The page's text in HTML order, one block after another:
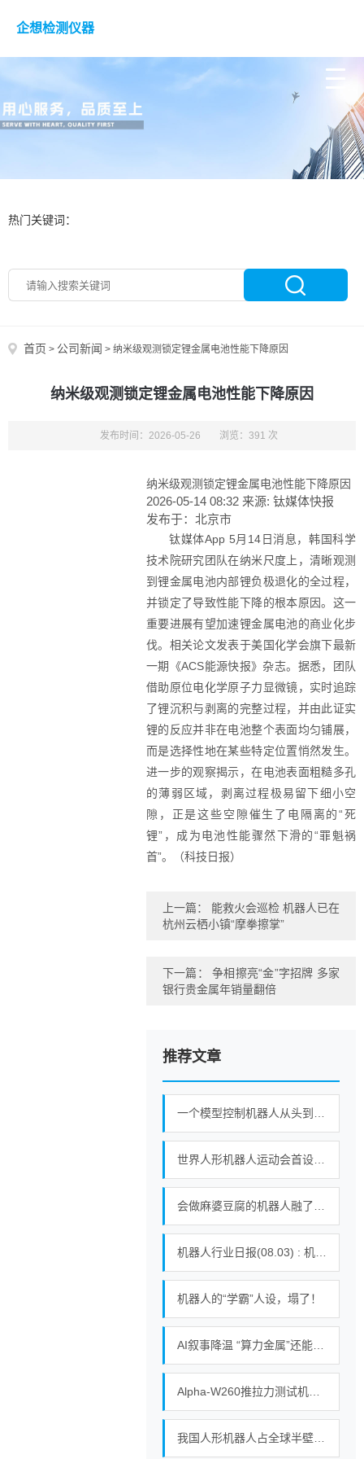
企想检测仪器
热门关键词：
首页 > 公司新闻 > 纳米级观测锁定锂金属电池性能下降原因
纳米级观测锁定锂金属电池性能下降原因
发布时间：2026-05-26 浏览：391 次
纳米级观测锁定锂金属电池性能下降原因
2026-05-14 08:32 来源: 钛媒体快报
发布于： 北京市
钛媒体App 5月14日消息，韩国科学
技术院研究团队在纳米尺度上，清晰观测
到锂金属电池内部锂负极退化的全过程，
并锁定了导致性能下降的根本原因。这一
重要进展有望加速锂金属电池的商业化步
伐。相关论文发表于美国化学会旗下最新
一期《ACS能源快报》杂志。据悉，团队
借助原位电化学原子力显微镜，实时追踪
了锂沉积与剥离的完整过程，并由此证实
锂的反应并非在电池整个表面均匀铺展，
而是选择性地在某些特定位置悄然发生。
进一步的观察揭示，在电池表面粗糙多孔
的薄弱区域，剥离过程极易留下细小空
隙，正是这些空隙催生了电隔离的“死
锂”，成为电池性能骤然下滑的“罪魁祸
首”。（科技日报）
上一篇： 能救火会巡检 机器人已在
杭州云栖小镇“摩拳擦掌”
下一篇：争相擦亮“金”字招牌 多家
银行贵金属年销量翻倍
推荐文章
机器人的“学霸”人设，塌了！